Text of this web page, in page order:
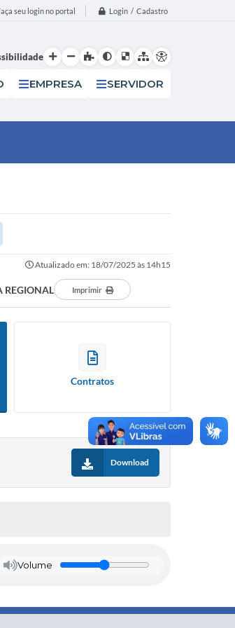
seu login no portal Login / Cadastro
EMPRESA SERVIDOR
Atualizado em: 18/07/2025 às 14h15
REGIONAL Imprimir
Contratos
Download
Volume